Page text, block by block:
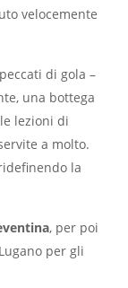
velocemente
di gola –
una bottega
lezioni di
a molto.
la
, per poi
per gli